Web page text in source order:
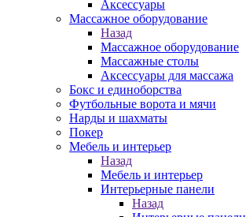
Аксессуары
Массажное оборудование
Назад
Массажное оборудование
Массажные столы
Аксессуары для массажа
Бокс и единоборства
Футбольные ворота и мячи
Нарды и шахматы
Покер
Мебель и интерьер
Назад
Мебель и интерьер
Интерьерные панели
Назад